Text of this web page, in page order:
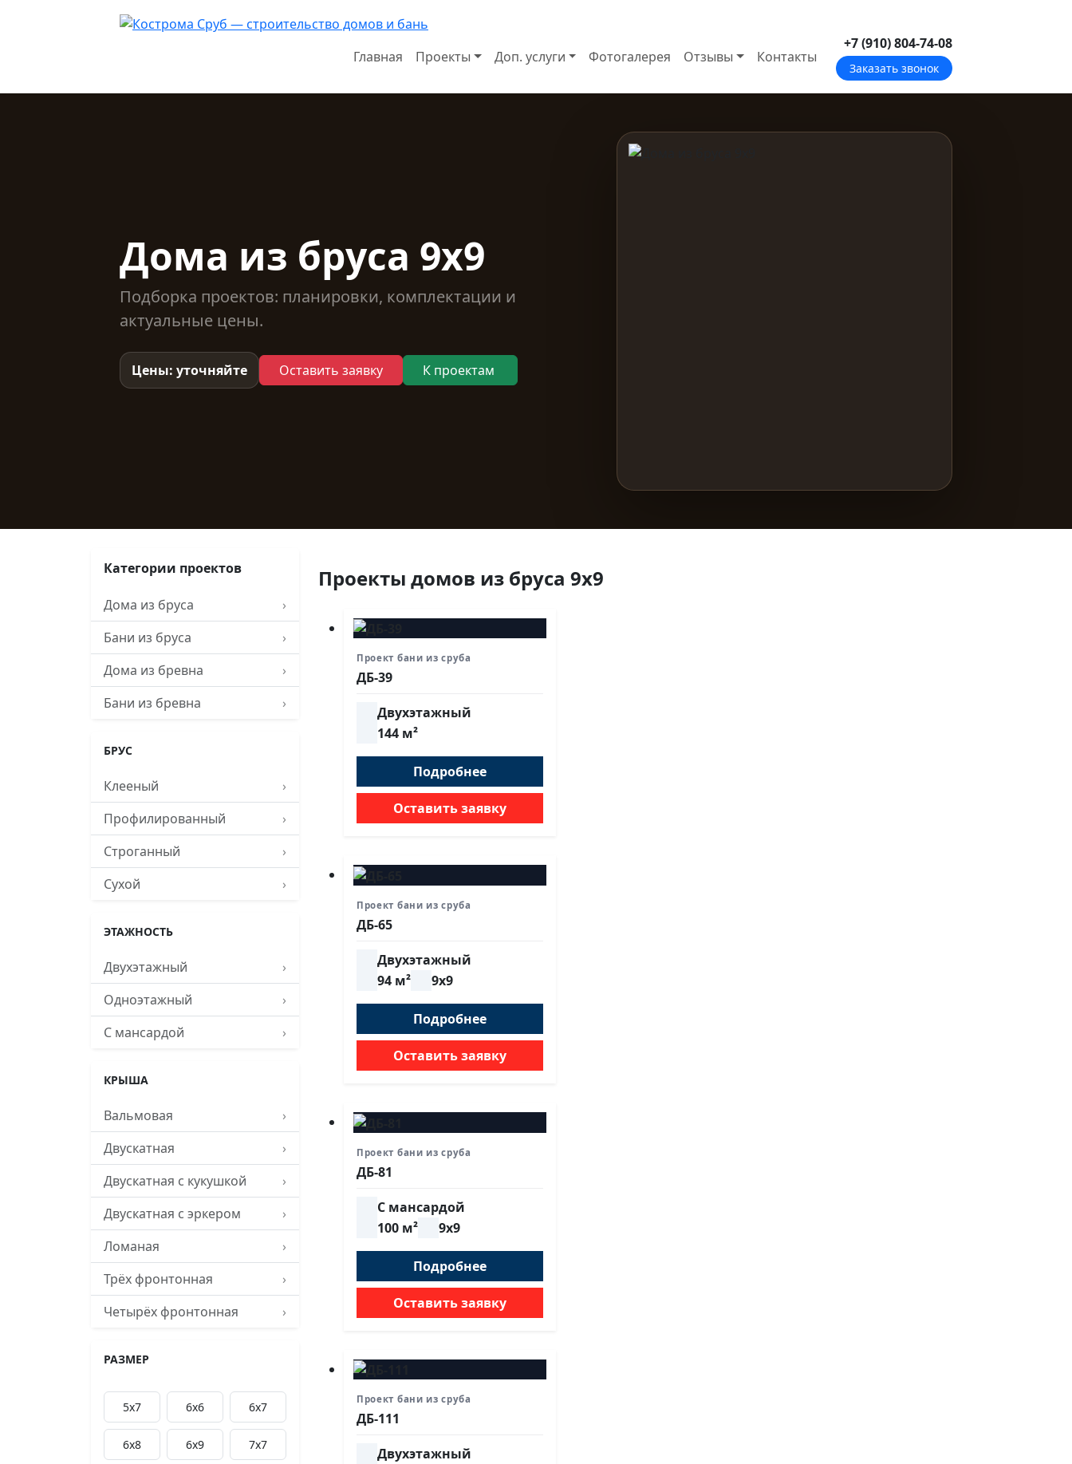
Главная Проекты Доп. услуги Фотогалерея Отзывы Контакты
+7 (910) 804-74-08
Заказать звонок
Дома из бруса 9х9
Подборка проектов: планировки, комплектации и
актуальные цены.
Цены: уточняйте Оставить заявку К проектам
Категории проектов
Дома из бруса
›
Бани из бруса
›
Дома из бревна
›
Бани из бревна
›
БРУС
Клееный
›
Профилированный
›
Строганный
›
Сухой
›
ЭТАЖНОСТЬ
Двухэтажный
›
Одноэтажный
›
С мансардой
›
КРЫША
Вальмовая
›
Двускатная
›
Двускатная с кукушкой
›
Двускатная с эркером
›
Ломаная
›
Трёх фронтонная
›
Четырёх фронтонная
›
РАЗМЕР
5x7 6х6 6х7
6х8 6х9 7х7
Проекты домов из бруса 9х9
Проект бани из сруба
ДБ-39
Двухэтажный
144 м²
Подробнее
Оставить заявку
Проект бани из сруба
ДБ-65
Двухэтажный
94 м²
9х9
Подробнее
Оставить заявку
Проект бани из сруба
ДБ-81
С мансардой
100 м²
9х9
Подробнее
Оставить заявку
Проект бани из сруба
ДБ-111
Двухэтажный